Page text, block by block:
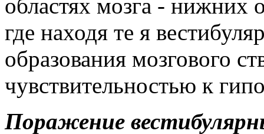
областях мозга - нижних
где находя те я
образования мозгового
чувствительностью к
Поражение